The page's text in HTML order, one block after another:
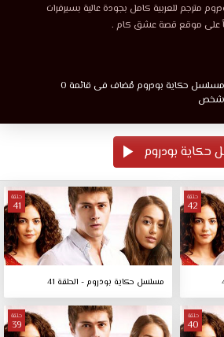
مترجم للعربية كامل بجودة عالية بسيرفرات
على موقع قصة عشق كام .
مسلسل حكاية بودروم مُضاف فى قائمة 0
شخص
بودروم
حلقة
42
حلقة
41
مسلسل حكاية بودروم - الحلقة 41
حلقة
40
حلقة
39